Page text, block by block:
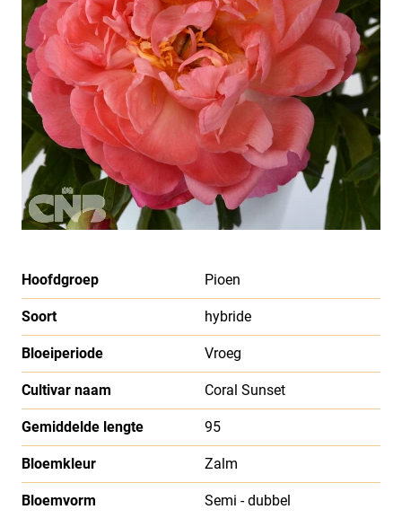
Hoofdgroep Pioen
Soort hybride
Bloeiperiode Vroeg
Cultivar naam Coral Sunset
Gemiddelde lengte 95
Bloemkleur Zalm
Bloemvorm Semi - dubbel